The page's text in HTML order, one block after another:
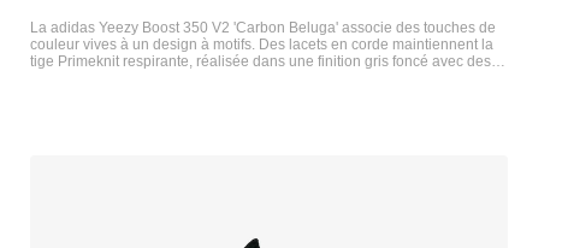
La adidas Yeezy Boost 350 V2 'Carbon Beluga' associe des touches de
couleur vives à un design à motifs. Des lacets en corde maintiennent la
tige Primeknit respirante, réalisée dans une finition gris foncé avec des